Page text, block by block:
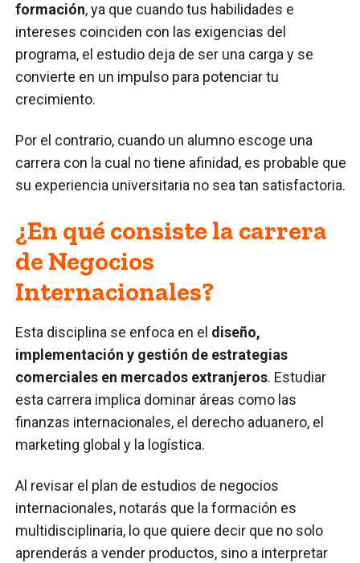
formación, ya que cuando tus habilidades e
intereses coinciden con las exigencias del
programa, el estudio deja de ser una carga y se
convierte en un impulso para potenciar tu
crecimiento.
Por el contrario, cuando un alumno escoge una
carrera con la cual no tiene afinidad, es probable que
su experiencia universitaria no sea tan satisfactoria.
¿En qué consiste la carrera
de Negocios
Internacionales?
Esta disciplina se enfoca en el diseño,
implementación y gestión de estrategias
comerciales en mercados extranjeros. Estudiar
esta carrera implica dominar áreas como las
finanzas internacionales, el derecho aduanero, el
marketing global y la logística.
Al revisar el plan de estudios de negocios
internacionales, notarás que la formación es
multidisciplinaria, lo que quiere decir que no solo
aprenderás a vender productos, sino a interpretar